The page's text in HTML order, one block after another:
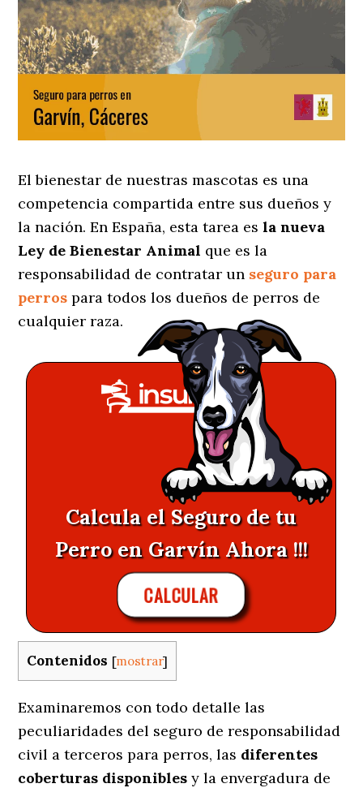
El bienestar de nuestras mascotas es una
competencia compartida entre sus dueños y
la nación. En España, esta tarea esla nueva
Ley de Bienestar Animal que es la
responsabilidad de contratar un seguro para
perros para todos los dueños de perros de
cualquier raza.
Calcula el Seguro de tu
Perro en Garvín Ahora !!!
CALCULAR
Contenidos [mostrar]
Examinaremos con todo detalle las
peculiaridades del seguro de responsabilidad
civil a terceros para perros, las diferentes
coberturas disponibles y la envergadura de